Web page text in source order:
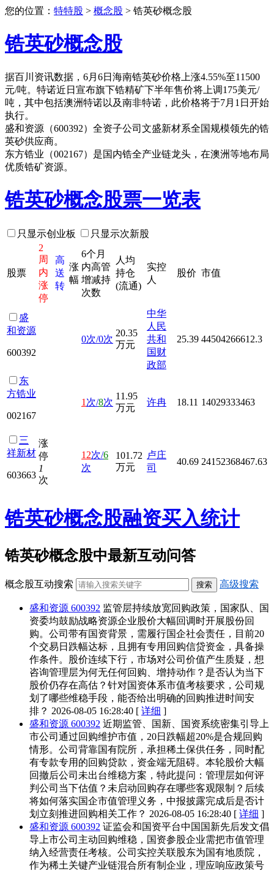
您的位置： 特特股 > 概念股 > 锆英砂概念股
锆英砂概念股
据百川资讯数据，6月6日海南锆英砂价格上涨4.55%至11500
元/吨。特诺近日宣布旗下锆精矿下半年售价将上调175美元/
吨，其中包括澳洲特诺以及南非特诺，此价格将于7月1日开始
执行。
盛和资源（600392）全资子公司文盛新材系全国规模领先的锆
英砂供应商。
东方锆业（002167）是国内锆全产业链龙头，在澳洲等地布局
优质锆矿资源。
锆英砂概念股票一览表
只显示创业板 只显示次新股
股票
2
周
内
涨
停
高
送
转
涨
幅
6个月
内高管
增减持
次数
人均
持仓
(流通)
实控
人
股价 市值
盛
和资源
600392
0次/0次
20.35
万元
中华
人民
共和
国财
政部
25.39 44504266612.3
东
方锆业
002167
1 次/8次
11.95
万元
许冉 18.11 14029333463
三
祥新材
603663
涨
停
1
次
12次/6
次
101.72
万元
卢庄
司
40.69 24152368467.63
锆英砂概念股融资买入统计
锆英砂概念股中最新互动问答
概念股互动搜索 高级搜索
盛和资源 600392 监管层持续放宽回购政策，国家队、国
资委均鼓励战略资源企业股价大幅回调时开展股份回
购。公司带有国资背景，需履行国企社会责任，目前20
个交易日跌幅达标，且拥有专用回购信贷资金，具备操
作条件。股价连续下行，市场对公司价值产生质疑，想
咨询管理层为何无任何回购、增持动作？是否认为当下
股价仍存在高估？针对国资体系市值考核要求，公司规
划了哪些维稳手段，能否给出明确的回购推进时间安
排？ 2026-08-05 16:28:40 [ 详细 ]
盛和资源 600392 近期监管、国新、国资系统密集引导上
市公司通过回购维护市值，20日跌幅超20%是合规回购
情形。公司背靠国有院所，承担稀土保供任务，同时配
有专款专用的回购贷款，资金端无阻碍。本轮股价大幅
回撤后公司未出台维稳方案，特此提问：管理层如何评
判公司当下估值？未启动回购存在哪些客观限制？后续
将如何落实国企市值管理义务，中报披露完成后是否计
划立刻推进回购相关工作？ 2026-08-05 16:28:40 [ 详细 ]
盛和资源 600392 证监会和国资平台中国国新先后发文倡
导上市公司主动回购维稳，国资参股企业需把市值管理
纳入经营责任考核。公司实控关联股东为国有地质院，
作为稀土关键产业链混合所有制企业，理应响应政策号